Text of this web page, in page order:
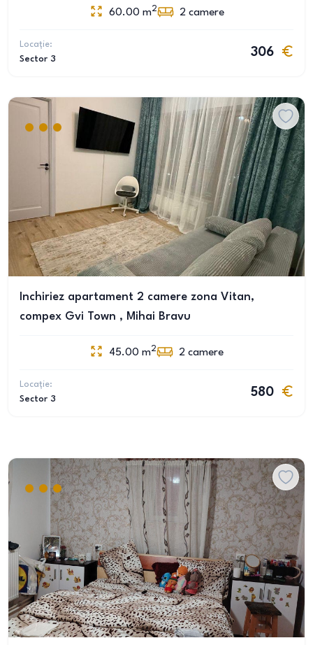
60.00 m2 2 camere
Locație:
Sector 3
306
Inchiriez apartament 2 camere zona Vitan,
compex Gvi Town , Mihai Bravu
45.00 m2 2 camere
Locație:
Sector 3
580